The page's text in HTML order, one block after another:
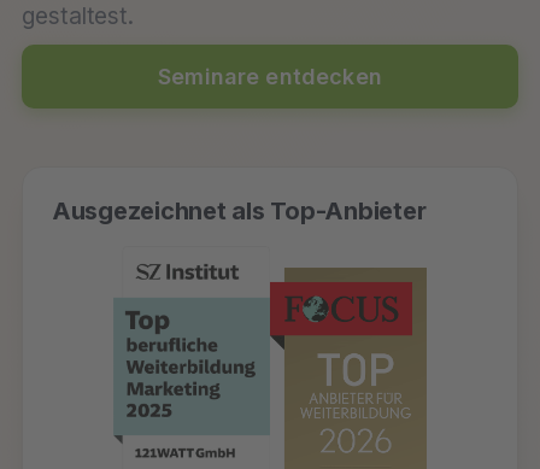
gestaltest.
Seminare entdecken
Ausgezeichnet als Top-Anbieter